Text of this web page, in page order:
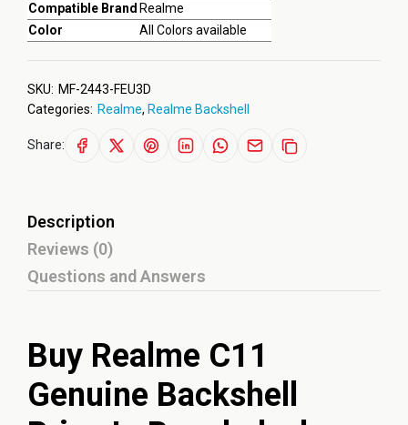
Compatible Brand Realme
Color
All Colors available
SKU: MF-2443-FEU3D
Categories: Realme, Realme Backshell
Share:
Description
Reviews (0)
Questions and Answers
Buy Realme C11
Genuine Backshell